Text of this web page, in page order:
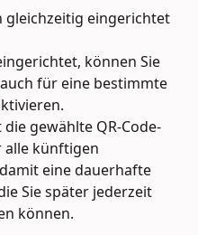
gleichzeitig eingerichtet
können Sie
für eine bestimmte
gewählte QR-Code-
künftigen
eine dauerhafte
Sie später jederzeit
können.